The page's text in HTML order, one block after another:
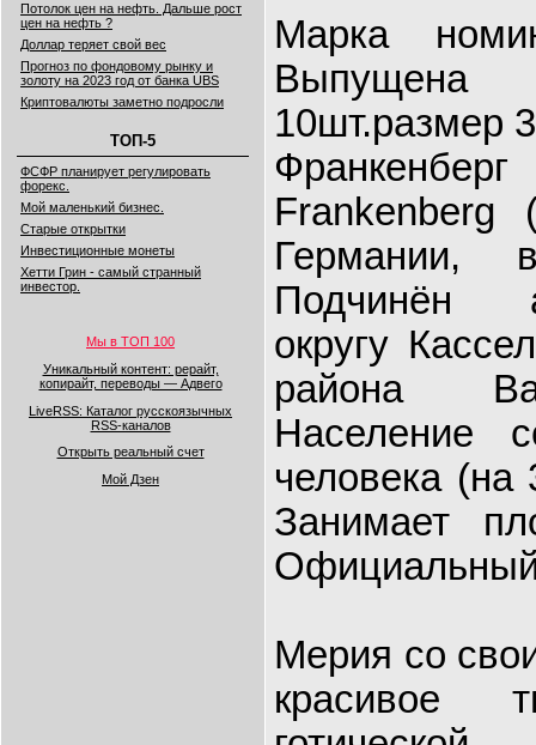
Потолок цен на нефть. Дальше рост
цен на нефть ?
Доллар теряет свой вес
Прогноз по фондовому рынку и
золоту на 2023 год от банка UBS
Криптовалюты заметно подросли
ТОП-5
ФСФР планирует регулировать
форекс.
Мой маленький бизнес.
Старые открытки
Инвестиционные монеты
Хетти Грин - самый странный
инвестор.
Мы в ТОП 100
Уникальный контент: рерайт,
копирайт, переводы — Адвего
LiveRSS: Каталог русскоязычных
RSS-каналов
Открыть реальный счет
Мой Дзен
Марка
10шт.размер
Германии,
Подчинён
округу
района
Население
человека (на
Занимает
Официальный
Мерия со
красивое